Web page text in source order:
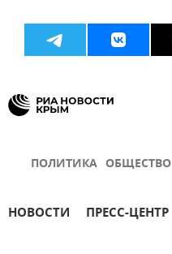
ПОЛИТИКА ОБЩЕСТВО
НОВОСТИ ПРЕСС-ЦЕНТР